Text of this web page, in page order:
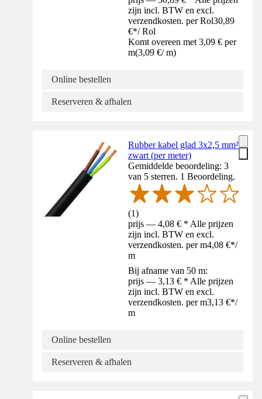
zijn incl. BTW en excl.
verzendkosten. per Rol30,89
€*/ Rol
Komt overeen met 3,09 € per
m(3,09 €/ m)
Online bestellen
Reserveren & afhalen
Rubber kabel glad 3x2,5 mm²
zwart (per meter)
Gemiddelde beoordeling: 3
van 5 sterren. 1 Beoordeling.
(1)
prijs — 4,08 € * Alle prijzen
zijn incl. BTW en excl.
verzendkosten. per m4,08 €*/
m
Bij afname van 50 m:
prijs — 3,13 € * Alle prijzen
zijn incl. BTW en excl.
verzendkosten. per m3,13 €*/
m
Online bestellen
Reserveren & afhalen